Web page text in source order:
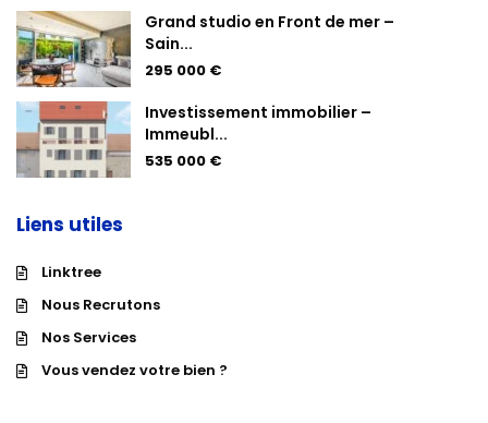
Grand studio en Front de mer –
Sain...
295 000 €
Investissement immobilier –
Immeubl...
535 000 €
Liens utiles
Linktree
Nous Recrutons
Nos Services
Vous vendez votre bien ?